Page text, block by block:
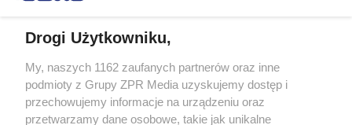
Żaden utwór zamieszczony w serwisie nie może być powielany i
rozpowszechniany lub dalej rozpowszechniany w jakikolwiek sposób (w
tym także elektroniczny lub mechaniczny) na jakimkolwiek polu
eksploatacji w jakiejkolwiek formie, włącznie z umieszczaniem w Internecie
bez pisemnej zgody właściciela praw. Jakiekolwiek użycie lub
Drogi Użytkowniku,
My, naszych 1162 zaufanych partnerów oraz inne
podmioty z Grupy ZPR Media uzyskujemy dostęp i
przechowujemy informacje na urządzeniu oraz
przetwarzamy dane osobowe, takie jak unikalne